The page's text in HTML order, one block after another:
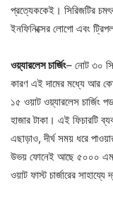
প্রত্যেককেই। সিরিজটির
ইনফিনিক্সের লোগো এবং
ওয়্যারলেস চার্জিং– নোট ৩০
কারণ এই দামের মধ্যে আর
১৫ ওয়াট ওয়্যারলেস চার্জিং
হাজার টাকা। এই ফিচারটি
এছাড়াও, দীর্ঘ সময় ধরে
উভয় ফোনেই আছে ৫০০০
ওয়াট ফাস্ট চার্জারের